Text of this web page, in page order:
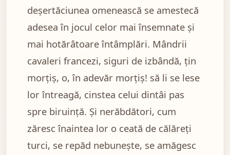
deșertăciunea omenească se amestecă
adesea în jocul celor mai însemnate și
mai hotărâtoare întâmplări. Mândrii
cavaleri francezi, siguri de izbândă, țin
morțiș, o, în adevăr morțiș! să li se lese
lor întreagă, cinstea celui dintâi pas
spre biruință. Și nerăbdători, cum
zăresc înaintea lor o ceată de călăreți
turci, se repăd nebunește, se amăgesc